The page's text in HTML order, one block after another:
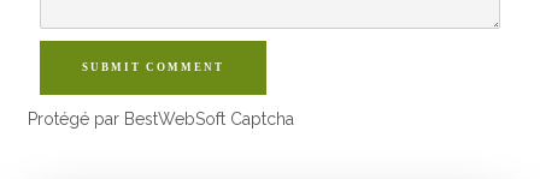
SUBMIT COMMENT
Protégé par BestWebSoft Captcha